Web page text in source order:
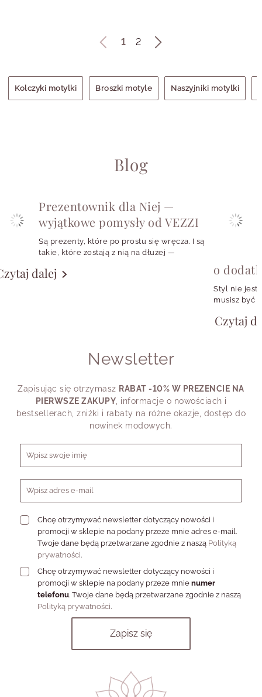
1 2
Kolczyki motylki Broszki motyle Naszyjniki motylki
Blog
Prezentownik dla Niej —
wyjątkowe pomysły od VEZZI
Są prezenty, które po prostu się wręcza. I są
takie, które zostają z nią na dłużej —
w małym rytuale zakładania ulubionych
dalej
o
Styl nie jest
musisz być
chcesz
swojego
dziś
Czytaj
Newsletter
Zapisując się otrzymasz RABAT -10% W PREZENCIE NA
PIERWSZE ZAKUPY, informacje o nowościach i
bestsellerach, zniżki i rabaty na różne okazje, dostęp do
nowinek modowych.
Formularz zapisu do newslettera
Chcę otrzymywać newsletter dotyczący nowości i
promocji w sklepie na podany przeze mnie adres e-mail.
Twoje dane będą przetwarzane zgodnie z naszą Polityką
prywatności.
Chcę otrzymywać newsletter dotyczący nowości i
promocji w sklepie na podany przeze mnie numer
telefonu. Twoje dane będą przetwarzane zgodnie z naszą
Polityką prywatności.